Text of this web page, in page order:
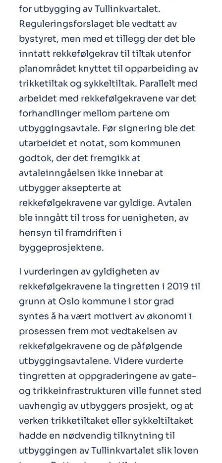
for utbygging av Tullinkvartalet.
Reguleringsforslaget ble vedtatt av
bystyret, men med et tillegg der det ble
inntatt rekkefølgekrav til tiltak utenfor
planområdet knyttet til opparbeiding av
trikketiltak og sykkeltiltak. Parallelt med
arbeidet med rekkefølgekravene var det
forhandlinger mellom partene om
utbyggingsavtale. Før signering ble det
utarbeidet et notat, som kommunen
godtok, der det fremgikk at
avtaleinngåelsen ikke innebar at
utbygger aksepterte at
rekkefølgekravene var gyldige. Avtalen
ble inngått til tross for uenigheten, av
hensyn til framdriften i
byggeprosjektene.
I vurderingen av gyldigheten av
rekkefølgekravene la tingretten i 2019 til
grunn at Oslo kommune i stor grad
syntes å ha vært motivert av økonomi i
prosessen frem mot vedtakelsen av
rekkefølgekravene og de påfølgende
utbyggingsavtalene. Videre vurderte
tingretten at oppgraderingene av gate-
og trikkeinfrastrukturen ville funnet sted
uavhengig av utbyggers prosjekt, og at
verken trikketiltaket eller sykkeltiltaket
hadde en nødvendig tilknytning til
utbyggingen av Tullinkvartalet slik loven